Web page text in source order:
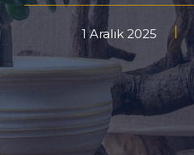
1 Aralık 2025